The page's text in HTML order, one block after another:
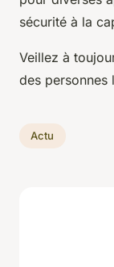
sécurité à la
Veillez à
des personnes
Actu